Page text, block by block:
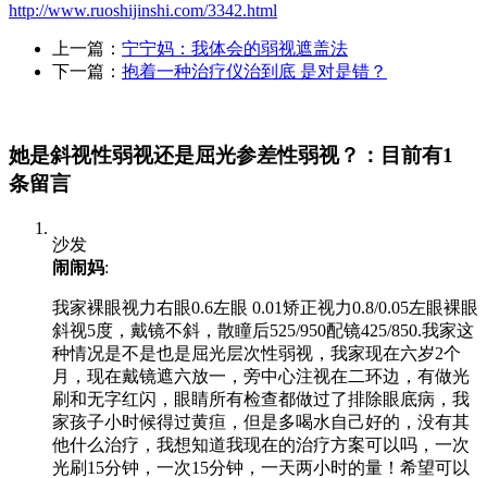
http://www.ruoshijinshi.com/3342.html
上一篇： 宁宁妈：我体会的弱视遮盖法
下一篇： 抱着一种治疗仪治到底 是对是错？
她是斜视性弱视还是屈光参差性弱视？：目前有1
条留言
沙发
闹闹妈:
我家裸眼视力右眼0.6左眼 0.01矫正视力0.8/0.05左眼裸眼
斜视5度，戴镜不斜，散瞳后525/950配镜425/850.我家这
种情况是不是也是屈光层次性弱视，我家现在六岁2个
月，现在戴镜遮六放一，旁中心注视在二环边，有做光
刷和无字红闪，眼睛所有检查都做过了排除眼底病，我
家孩子小时候得过黄疸，但是多喝水自己好的，没有其
他什么治疗，我想知道我现在的治疗方案可以吗，一次
光刷15分钟，一次15分钟，一天两小时的量！希望可以